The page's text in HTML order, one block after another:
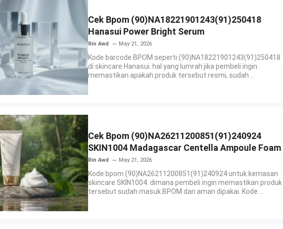
Cek Bpom (90)NA18221901243(91)250418
Hanasui Power Bright Serum
Rin Awd May 21, 2026
Kode barcode BPOM seperti (90)NA18221901243(91)250418
di skincare Hanasui. hal yang lumrah jika pembeli ingin
memastikan apakah produk tersebut resmi, sudah ...
Cek Bpom (90)NA26211200851(91)240924
SKIN1004 Madagascar Centella Ampoule Foam
Rin Awd May 21, 2026
Kode bpom (90)NA26211200851(91)240924 untuk kemasan
skincare SKIN1004. dimana pembeli ingin memastikan produk
tersebut sudah masuk BPOM dan aman dipakai. Kode ...